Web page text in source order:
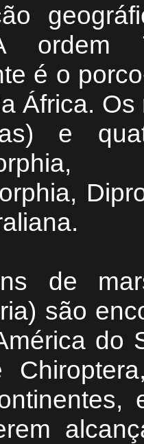
ordem
é o
África.
e
de
são
do